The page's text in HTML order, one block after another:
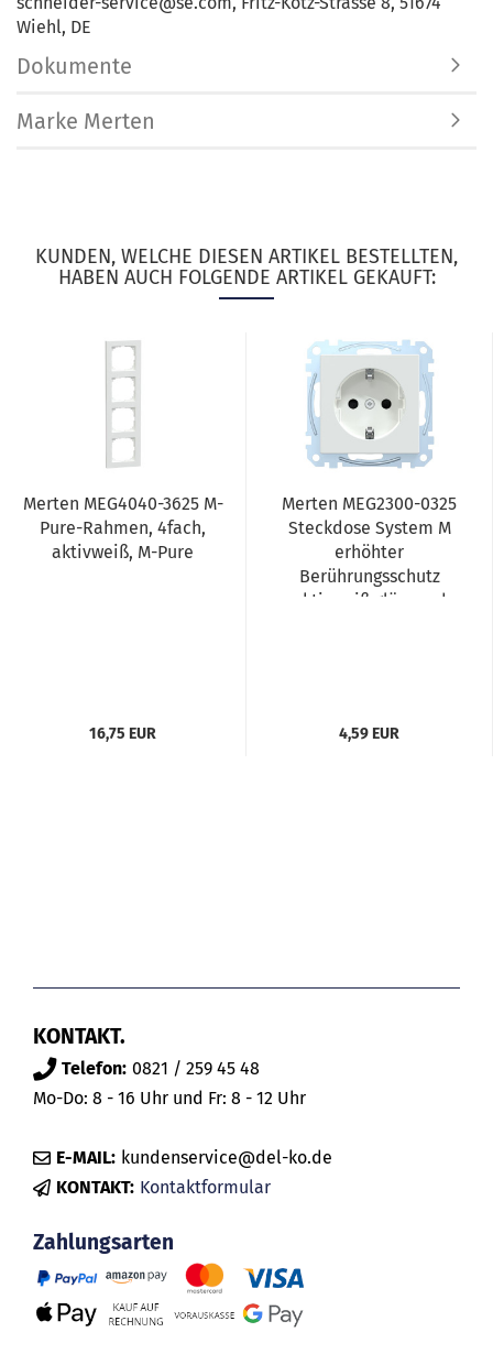
Wiehl, DE
Dokumente
Marke Merten
KUNDEN, WELCHE DIESEN ARTIKEL BESTELLTEN,
HABEN AUCH FOLGENDE ARTIKEL GEKAUFT:
Merten MEG4040-3625 M-
Pure-Rahmen, 4fach,
aktivweiß, M-Pure
16,75 EUR
Merten MEG2300-0325
Steckdose System M
erhöhter
Berührungsschutz
aktivweiß glänzend
4,59 EUR
KONTAKT.
Telefon: 0821 / 259 45 48
Mo-Do: 8 - 16 Uhr und Fr: 8 - 12 Uhr
E-MAIL: kundenservice@del-ko.de
KONTAKT: Kontaktformular
Zahlungsarten